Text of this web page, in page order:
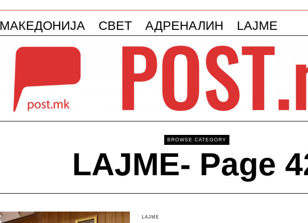
МАКЕДОНИЈА СВЕТ АДРЕНАЛИН LAJME
BROWSE CATEGORY
LAJME- Page
LAJME